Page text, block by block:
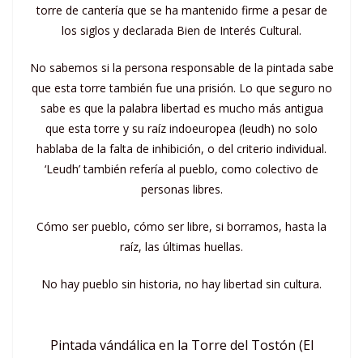
torre de cantería que se ha mantenido firme a pesar de
los siglos y declarada Bien de Interés Cultural.
No sabemos si la persona responsable de la pintada sabe
que esta torre también fue una prisión. Lo que seguro no
sabe es que la palabra libertad es mucho más antigua
que esta torre y su raíz indoeuropea (leudh) no solo
hablaba de la falta de inhibición, o del criterio individual.
‘Leudh’ también refería al pueblo, como colectivo de
personas libres.
Cómo ser pueblo, cómo ser libre, si borramos, hasta la
raíz, las últimas huellas.
No hay pueblo sin historia, no hay libertad sin cultura.
Pintada vándálica en la Torre del Tostón (El